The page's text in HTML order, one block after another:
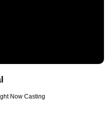
Now Casting